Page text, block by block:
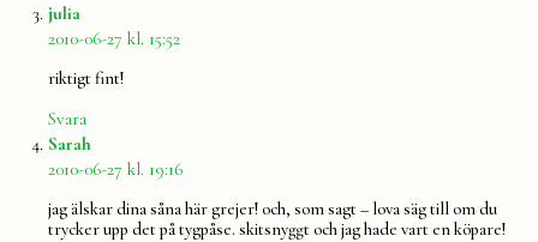
julia
2010-06-27 kl. 15:52
riktigt fint!
Svara
Sarah
2010-06-27 kl. 19:16
jag älskar dina såna här grejer! och, som sagt – lova säg till om du
trycker upp det på tygpåse. skitsnyggt och jag hade vart en köpare!